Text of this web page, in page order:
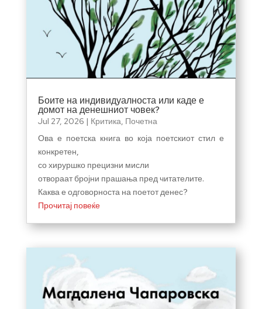
Боите на индивидуалноста или каде е
домот на денешниот човек?
Jul 27, 2026 | Критика, Почетна
Ова е поетска книга во која поетскиот стил е
конкретен,
со хируршко прецизни мисли
отвораат бројни прашања пред читателите.
Каква е одговорноста на поетот денес?
Прочитај повеќе